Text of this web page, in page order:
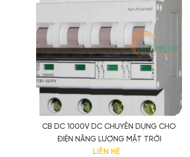
CB DC 1000V DC CHUYÊN DỤNG CHO
ĐIỆN NĂNG LƯỢNG MẶT TRỜI
LIÊN HỆ